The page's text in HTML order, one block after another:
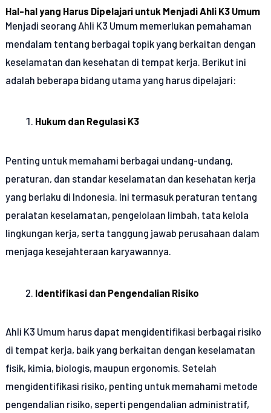
Hal-hal yang Harus Dipelajari untuk Menjadi Ahli K3 Umum
Menjadi seorang Ahli K3 Umum memerlukan pemahaman
mendalam tentang berbagai topik yang berkaitan dengan
keselamatan dan kesehatan di tempat kerja. Berikut ini
adalah beberapa bidang utama yang harus dipelajari:
Hukum dan Regulasi K3
Penting untuk memahami berbagai undang-undang,
peraturan, dan standar keselamatan dan kesehatan kerja
yang berlaku di Indonesia. Ini termasuk peraturan tentang
peralatan keselamatan, pengelolaan limbah, tata kelola
lingkungan kerja, serta tanggung jawab perusahaan dalam
menjaga kesejahteraan karyawannya.
Identifikasi dan Pengendalian Risiko
Ahli K3 Umum harus dapat mengidentifikasi berbagai risiko
di tempat kerja, baik yang berkaitan dengan keselamatan
fisik, kimia, biologis, maupun ergonomis. Setelah
mengidentifikasi risiko, penting untuk memahami metode
pengendalian risiko, seperti pengendalian administratif,